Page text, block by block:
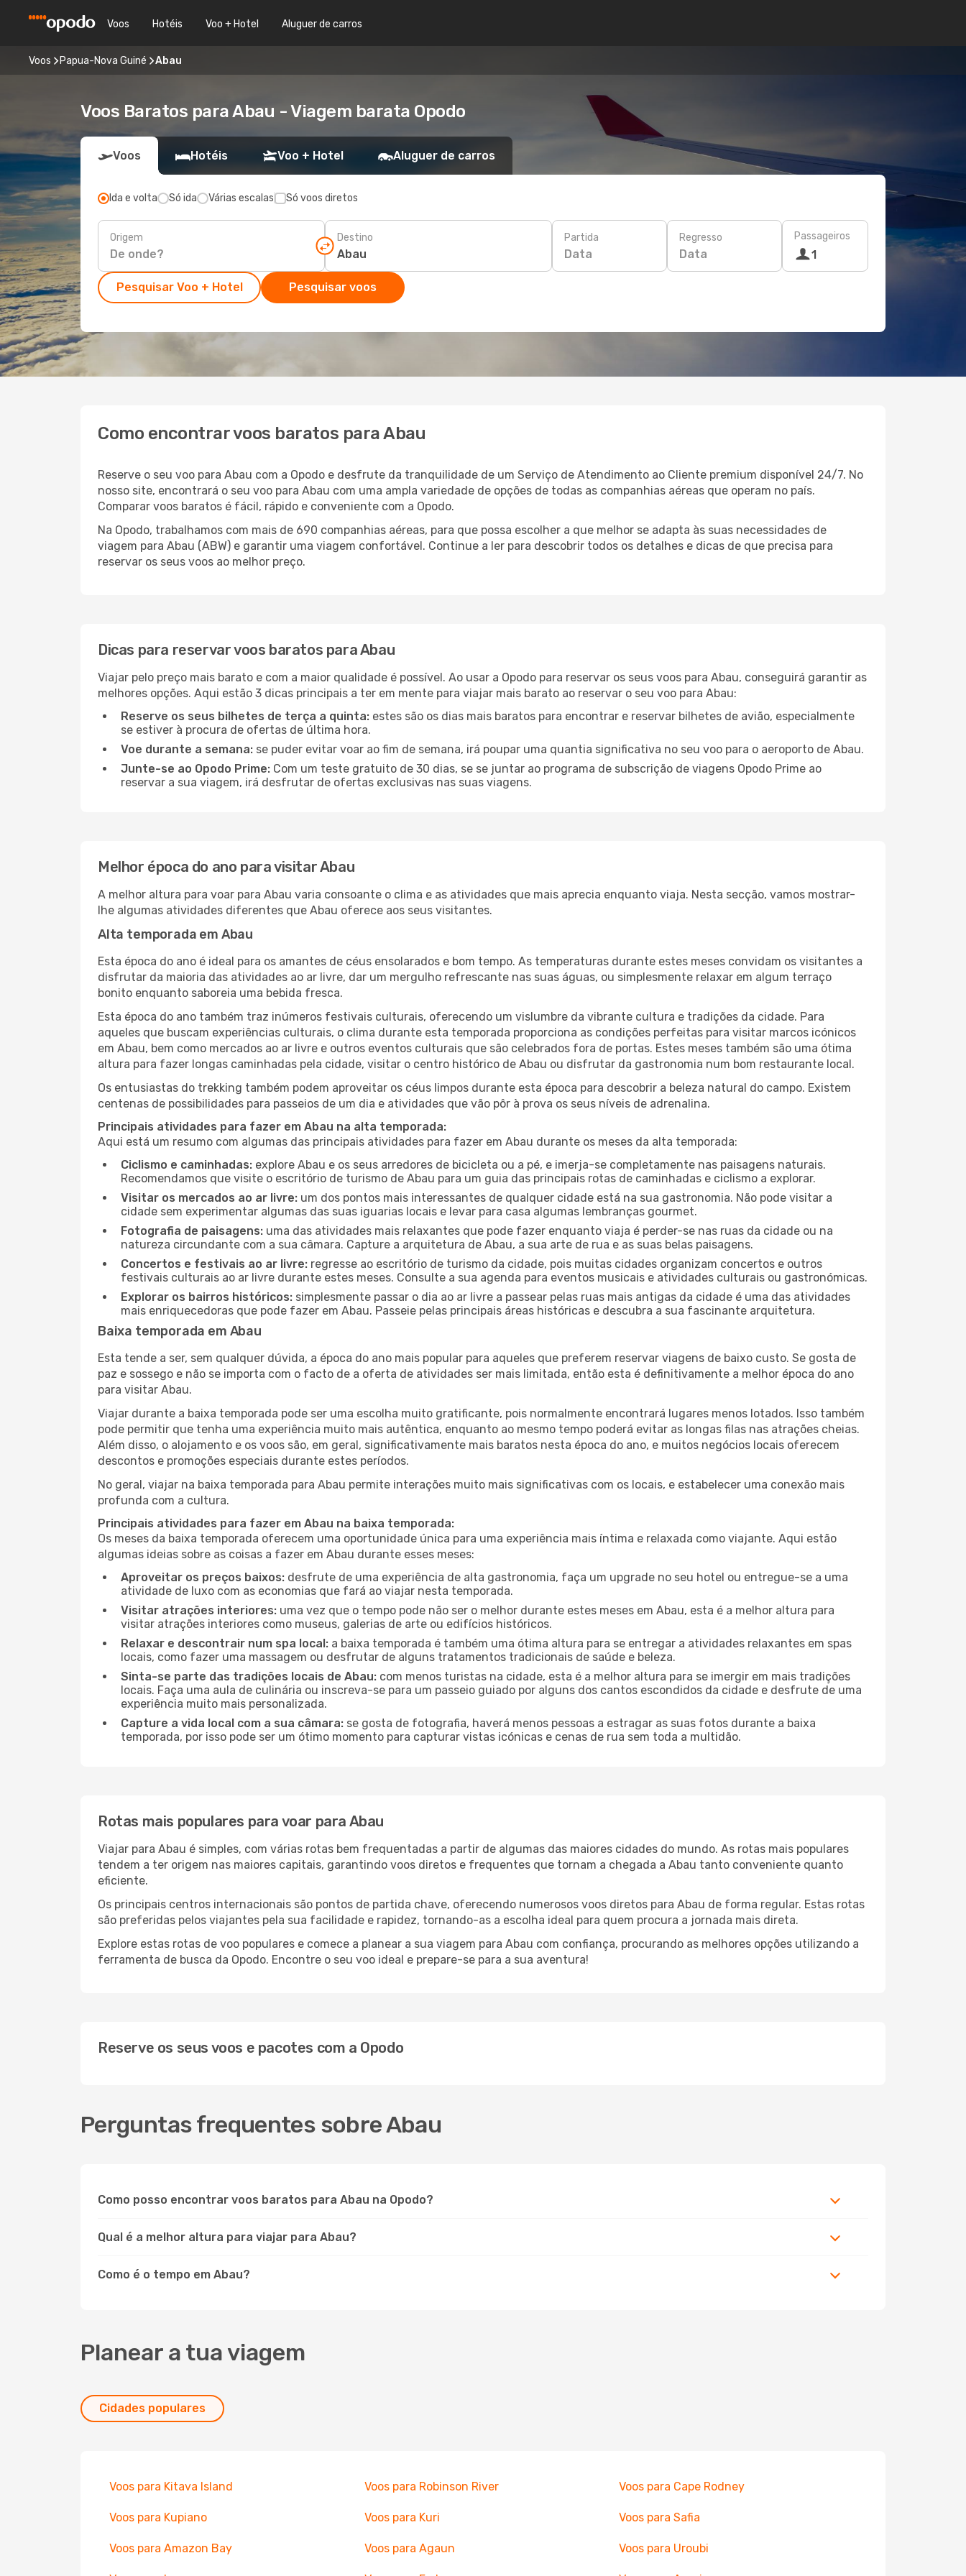
Voos Hotéis Voo + Hotel Aluguer de carros
Voos Papua-Nova Guiné Abau
Voos Baratos para Abau - Viagem barata Opodo
Voos Hotéis Voo + Hotel Aluguer de carros
Ida e volta Só ida Várias escalas Só voos diretos
Origem Destino Partida
Data
Regresso
Data
Passageiros
1
Pesquisar Voo + Hotel Pesquisar voos
Como encontrar voos baratos para Abau
Reserve o seu voo para Abau com a Opodo e desfrute da tranquilidade de um Serviço de Atendimento ao Cliente premium disponível 24/7. No
nosso site, encontrará o seu voo para Abau com uma ampla variedade de opções de todas as companhias aéreas que operam no país.
Comparar voos baratos é fácil, rápido e conveniente com a Opodo.
Na Opodo, trabalhamos com mais de 690 companhias aéreas, para que possa escolher a que melhor se adapta às suas necessidades de
viagem para Abau (ABW) e garantir uma viagem confortável. Continue a ler para descobrir todos os detalhes e dicas de que precisa para
reservar os seus voos ao melhor preço.
Dicas para reservar voos baratos para Abau
Viajar pelo preço mais barato e com a maior qualidade é possível. Ao usar a Opodo para reservar os seus voos para Abau, conseguirá garantir as
melhores opções. Aqui estão 3 dicas principais a ter em mente para viajar mais barato ao reservar o seu voo para Abau:
Reserve os seus bilhetes de terça a quinta: estes são os dias mais baratos para encontrar e reservar bilhetes de avião, especialmente
se estiver à procura de ofertas de última hora.
Voe durante a semana: se puder evitar voar ao fim de semana, irá poupar uma quantia significativa no seu voo para o aeroporto de Abau.
Junte-se ao Opodo Prime: Com um teste gratuito de 30 dias, se se juntar ao programa de subscrição de viagens Opodo Prime ao
reservar a sua viagem, irá desfrutar de ofertas exclusivas nas suas viagens.
Melhor época do ano para visitar Abau
A melhor altura para voar para Abau varia consoante o clima e as atividades que mais aprecia enquanto viaja. Nesta secção, vamos mostrar-
lhe algumas atividades diferentes que Abau oferece aos seus visitantes.
Alta temporada em Abau
Esta época do ano é ideal para os amantes de céus ensolarados e bom tempo. As temperaturas durante estes meses convidam os visitantes a
disfrutar da maioria das atividades ao ar livre, dar um mergulho refrescante nas suas águas, ou simplesmente relaxar em algum terraço
bonito enquanto saboreia uma bebida fresca.
Esta época do ano também traz inúmeros festivais culturais, oferecendo um vislumbre da vibrante cultura e tradições da cidade. Para
aqueles que buscam experiências culturais, o clima durante esta temporada proporciona as condições perfeitas para visitar marcos icónicos
em Abau, bem como mercados ao ar livre e outros eventos culturais que são celebrados fora de portas. Estes meses também são uma ótima
altura para fazer longas caminhadas pela cidade, visitar o centro histórico de Abau ou disfrutar da gastronomia num bom restaurante local.
Os entusiastas do trekking também podem aproveitar os céus limpos durante esta época para descobrir a beleza natural do campo. Existem
centenas de possibilidades para passeios de um dia e atividades que vão pôr à prova os seus níveis de adrenalina.
Principais atividades para fazer em Abau na alta temporada:
Aqui está um resumo com algumas das principais atividades para fazer em Abau durante os meses da alta temporada:
Ciclismo e caminhadas: explore Abau e os seus arredores de bicicleta ou a pé, e imerja-se completamente nas paisagens naturais.
Recomendamos que visite o escritório de turismo de Abau para um guia das principais rotas de caminhadas e ciclismo a explorar.
Visitar os mercados ao ar livre: um dos pontos mais interessantes de qualquer cidade está na sua gastronomia. Não pode visitar a
cidade sem experimentar algumas das suas iguarias locais e levar para casa algumas lembranças gourmet.
Fotografia de paisagens: uma das atividades mais relaxantes que pode fazer enquanto viaja é perder-se nas ruas da cidade ou na
natureza circundante com a sua câmara. Capture a arquitetura de Abau, a sua arte de rua e as suas belas paisagens.
Concertos e festivais ao ar livre: regresse ao escritório de turismo da cidade, pois muitas cidades organizam concertos e outros
festivais culturais ao ar livre durante estes meses. Consulte a sua agenda para eventos musicais e atividades culturais ou gastronómicas.
Explorar os bairros históricos: simplesmente passar o dia ao ar livre a passear pelas ruas mais antigas da cidade é uma das atividades
mais enriquecedoras que pode fazer em Abau. Passeie pelas principais áreas históricas e descubra a sua fascinante arquitetura.
Baixa temporada em Abau
Esta tende a ser, sem qualquer dúvida, a época do ano mais popular para aqueles que preferem reservar viagens de baixo custo. Se gosta de
paz e sossego e não se importa com o facto de a oferta de atividades ser mais limitada, então esta é definitivamente a melhor época do ano
para visitar Abau.
Viajar durante a baixa temporada pode ser uma escolha muito gratificante, pois normalmente encontrará lugares menos lotados. Isso também
pode permitir que tenha uma experiência muito mais autêntica, enquanto ao mesmo tempo poderá evitar as longas filas nas atrações cheias.
Além disso, o alojamento e os voos são, em geral, significativamente mais baratos nesta época do ano, e muitos negócios locais oferecem
descontos e promoções especiais durante estes períodos.
No geral, viajar na baixa temporada para Abau permite interações muito mais significativas com os locais, e estabelecer uma conexão mais
profunda com a cultura.
Principais atividades para fazer em Abau na baixa temporada:
Os meses da baixa temporada oferecem uma oportunidade única para uma experiência mais íntima e relaxada como viajante. Aqui estão
algumas ideias sobre as coisas a fazer em Abau durante esses meses:
Aproveitar os preços baixos: desfrute de uma experiência de alta gastronomia, faça um upgrade no seu hotel ou entregue-se a uma
atividade de luxo com as economias que fará ao viajar nesta temporada.
Visitar atrações interiores: uma vez que o tempo pode não ser o melhor durante estes meses em Abau, esta é a melhor altura para
visitar atrações interiores como museus, galerias de arte ou edifícios históricos.
Relaxar e descontrair num spa local: a baixa temporada é também uma ótima altura para se entregar a atividades relaxantes em spas
locais, como fazer uma massagem ou desfrutar de alguns tratamentos tradicionais de saúde e beleza.
Sinta-se parte das tradições locais de Abau: com menos turistas na cidade, esta é a melhor altura para se imergir em mais tradições
locais. Faça uma aula de culinária ou inscreva-se para um passeio guiado por alguns dos cantos escondidos da cidade e desfrute de uma
experiência muito mais personalizada.
Capture a vida local com a sua câmara: se gosta de fotografia, haverá menos pessoas a estragar as suas fotos durante a baixa
temporada, por isso pode ser um ótimo momento para capturar vistas icónicas e cenas de rua sem toda a multidão.
Rotas mais populares para voar para Abau
Viajar para Abau é simples, com várias rotas bem frequentadas a partir de algumas das maiores cidades do mundo. As rotas mais populares
tendem a ter origem nas maiores capitais, garantindo voos diretos e frequentes que tornam a chegada a Abau tanto conveniente quanto
eficiente.
Os principais centros internacionais são pontos de partida chave, oferecendo numerosos voos diretos para Abau de forma regular. Estas rotas
são preferidas pelos viajantes pela sua facilidade e rapidez, tornando-as a escolha ideal para quem procura a jornada mais direta.
Explore estas rotas de voo populares e comece a planear a sua viagem para Abau com confiança, procurando as melhores opções utilizando a
ferramenta de busca da Opodo. Encontre o seu voo ideal e prepare-se para a sua aventura!
Reserve os seus voos e pacotes com a Opodo
Perguntas frequentes sobre Abau
Como posso encontrar voos baratos para Abau na Opodo?
Qual é a melhor altura para viajar para Abau?
Como é o tempo em Abau?
Planear a tua viagem
Cidades populares
Voos para Kitava Island Voos para Robinson River Voos para Cape Rodney
Voos para Kupiano Voos para Kuri Voos para Safia
Voos para Amazon Bay Voos para Agaun Voos para Uroubi